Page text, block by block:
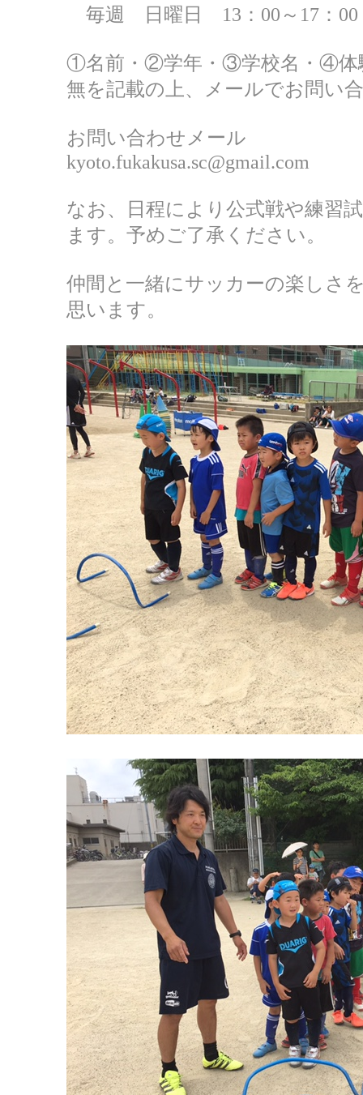
毎週 日曜日 13：00～17：00
①名前・②学年・③学校名・④体
無を記載の上、メールでお問い
お問い合わせメール
kyoto.fukakusa.sc@gmail.com
なお、日程により公式戦や練習
ます。予めご了承ください。
仲間と一緒にサッカーの楽しさ
思います。